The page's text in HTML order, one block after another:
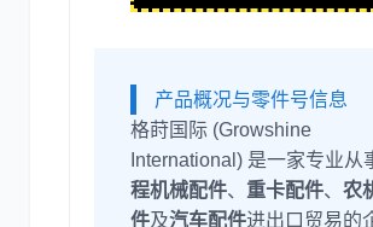
产品概况与零件号信息
格莳国际 (Growshine
International) 是一家专业从
程机械配件、 重卡配件、 农
件及汽车配件进出口贸易的